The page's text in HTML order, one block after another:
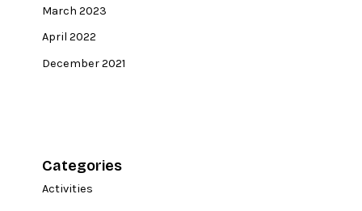
March 2023
April 2022
December 2021
Categories
Activities